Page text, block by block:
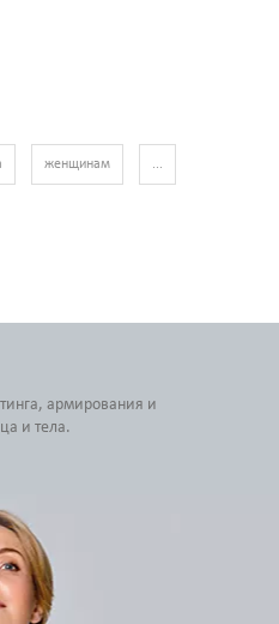
женщинам ...
армирования и
и тела.